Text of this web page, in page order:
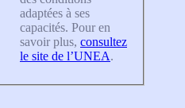
adaptées à ses
capacités. Pour en
savoir plus, consultez
le site de l’UNEA.